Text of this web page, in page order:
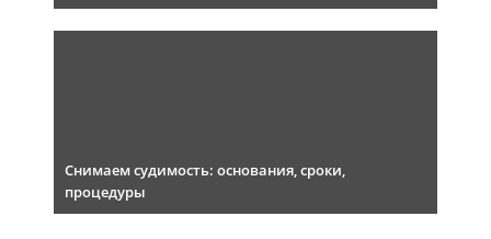
Снимаем судимость: основания, сроки,
процедуры